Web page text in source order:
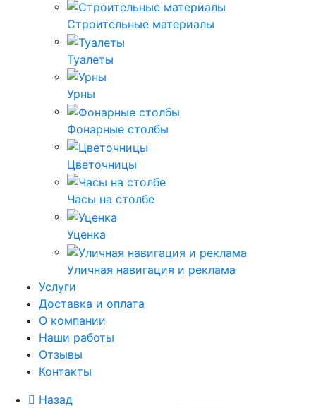
Строительные материалы
Туалеты
Урны
Фонарные столбы
Цветочницы
Часы на столбе
Уценка
Уличная навигация и реклама
Услуги
Доставка и оплата
О компании
Наши работы
Отзывы
Контакты
Назад